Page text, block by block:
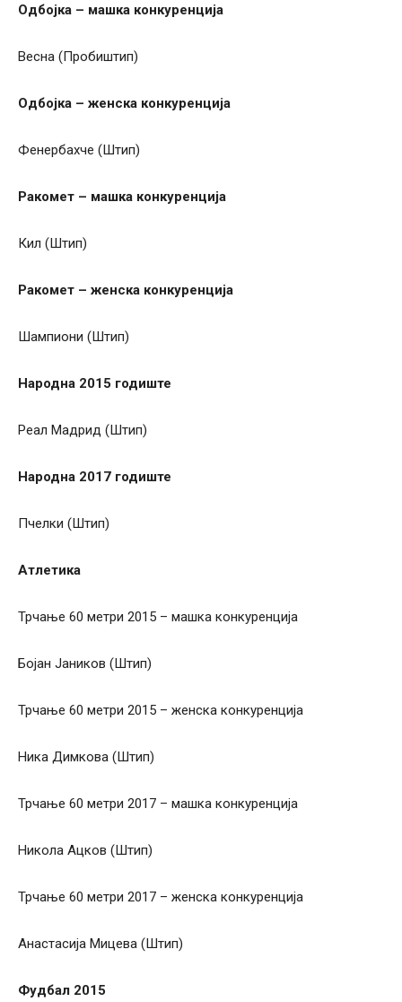
Одбојка – машка конкуренција
Весна (Пробиштип)
Одбојка – женска конкуренција
Фенербахче (Штип)
Ракомет – машка конкуренција
Кил (Штип)
Ракомет – женска конкуренција
Шампиони (Штип)
Народна 2015 годиште
Реал Мадрид (Штип)
Народна 2017 годиште
Пчелки (Штип)
Атлетика
Трчање 60 метри 2015 – машка конкуренција
Бојан Јаников (Штип)
Трчање 60 метри 2015 – женска конкуренција
Ника Димкова (Штип)
Трчање 60 метри 2017 – машка конкуренција
Никола Ацков (Штип)
Трчање 60 метри 2017 – женска конкуренција
Анастасија Мицева (Штип)
Фудбал 2015